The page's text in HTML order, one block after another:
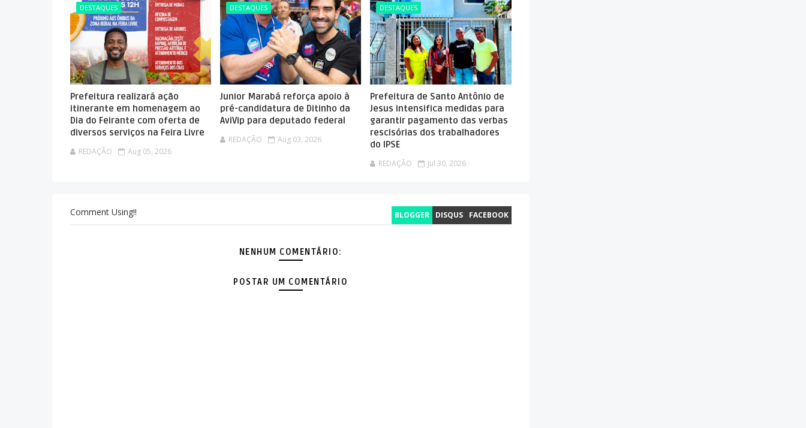
DESTAQUES
Prefeitura realizará ação
itinerante em homenagem ao
Dia do Feirante com oferta de
diversos serviços na Feira Livre
REDAÇÃO Aug 05, 2026
DESTAQUES
Junior Marabá reforça apoio à
pré-candidatura de Ditinho da
AviVip para deputado federal
REDAÇÃO Aug 03, 2026
DESTAQUES
Prefeitura de Santo Antônio de
Jesus intensifica medidas para
garantir pagamento das verbas
rescisórias dos trabalhadores
do IPSE
REDAÇÃO Jul 30, 2026
BLOGGER DISQUS FACEBOOK
Comment Using!!
NENHUM COMENTÁRIO:
POSTAR UM COMENTÁRIO